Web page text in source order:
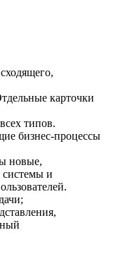
карточки
типов.
бизнес-процессы
новые,
и